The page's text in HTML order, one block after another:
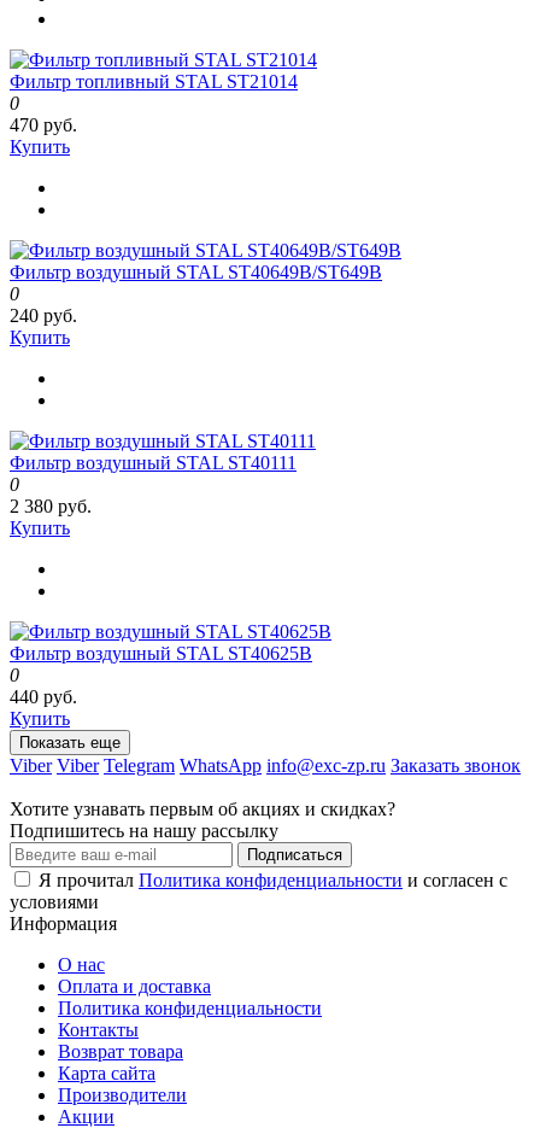
Фильтр топливный STAL ST21014
0
470 руб.
Купить
Фильтр воздушный STAL ST40649B/ST649B
0
240 руб.
Купить
Фильтр воздушный STAL ST40111
0
2 380 руб.
Купить
Фильтр воздушный STAL ST40625B
0
440 руб.
Купить
Показать еще
Viber Viber Telegram WhatsApp info@exc-zp.ru Заказать звонок
Хотите узнавать первым об акциях и скидках?
Подпишитесь на нашу рассылку
Подписаться
Я прочитал Политика конфиденциальности и согласен с
условиями
Информация
О нас
Оплата и доставка
Политика конфиденциальности
Контакты
Возврат товара
Карта сайта
Производители
Акции